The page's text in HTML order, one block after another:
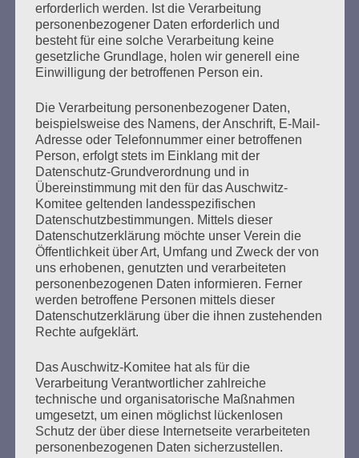
mehr ...
Seitennummerierung
der
Beiträge
Zurück 4 Weiter
"Erinnern heißt handeln" bedeutet für mich, für uns,
heute aktiv zu sein, uns mit den Verhältnissen
auseinanderzusetzen, bevor es wieder zu spät ist
für eine Gegenwehr gegen rechts.
Esther Bejarano - 3. Januar 2019
erforderlich werden. Ist die Verarbeitung
personenbezogener Daten erforderlich und
besteht für eine solche Verarbeitung keine
gesetzliche Grundlage, holen wir generell eine
Einwilligung der betroffenen Person ein.
Die Verarbeitung personenbezogener Daten,
beispielsweise des Namens, der Anschrift, E-Mail-
Adresse oder Telefonnummer einer betroffenen
Person, erfolgt stets im Einklang mit der
Datenschutz-Grundverordnung und in
Übereinstimmung mit den für das Auschwitz-
Komitee geltenden landesspezifischen
Datenschutzbestimmungen. Mittels dieser
Datenschutzerklärung möchte unser Verein die
Öffentlichkeit über Art, Umfang und Zweck der von
uns erhobenen, genutzten und verarbeiteten
personenbezogenen Daten informieren. Ferner
werden betroffene Personen mittels dieser
Datenschutzerklärung über die ihnen zustehenden
Rechte aufgeklärt.
Das Auschwitz-Komitee hat als für die
Verarbeitung Verantwortlicher zahlreiche
technische und organisatorische Maßnahmen
umgesetzt, um einen möglichst lückenlosen
Schutz der über diese Internetseite verarbeiteten
personenbezogenen Daten sicherzustellen.